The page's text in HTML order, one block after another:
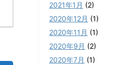
2021年1月 (2)
2020年12月 (1)
2020年11月 (1)
2020年9月 (2)
2020年7月 (1)